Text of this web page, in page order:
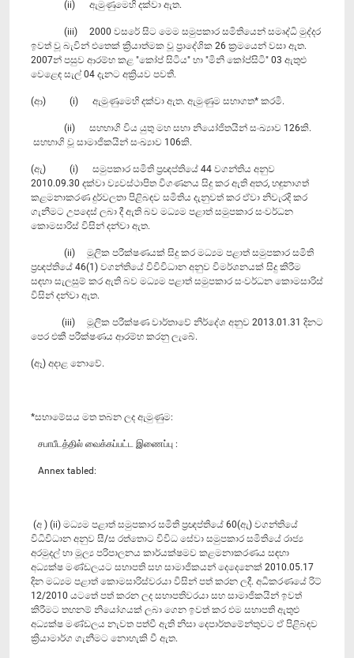
(ii) ඇමුණුමෙහි දක්වා ඇත.
(iii) 2000 වසරේ සිට මෙම සමුපකාර සමිතියෙන් සමෘද්ධි මුද්දර
ඉවත් වූ බැවින් එතෙක් ක්‍රියාත්මක වූ ප්‍රාදේශික 26 ක්‍රමයෙන් වසා ඇත.
2007න් පසුව ආරම්භ කළ "කෝප් සිටිය" හා "මිනි කෝප්සිටි" 03 ඇතුළු
වෙළෙඳ සැල් 04 දැනට අක්‍රියව පවතී.
(ආ) (i) ඇමුණුමෙහි දක්වා ඇත. ඇමුණුම සභාගත* කරමි.
(ii) සහභාගි විය යුතු මහ සභා නියෝජිතයින් සංඛ්‍යාව 126කි.
සහභාගි වූ සාමාජිකයින් සංඛ්‍යාව 106කි.
(ඇ) (i) සමුපකාර සමිති ප්‍රඥප්තියේ 44 වගන්තිය අනුව
2010.09.30 දක්වා ව්‍යවස්ථාපිත විගණනය සිදු කර ඇති අතර, හඳුනාගත්
කළමනාකරණ දුර්වලතා පිළිබඳව සමිතිය දැනුවත් කර ඒවා නිවැරදි කර
ගැනීමට උපදෙස් ලබා දී ඇති බව මධ්‍යම පළාත් සමුපකාර සංවර්ධන
කොමසාරිස් විසින් දන්වා ඇත.
(ii) මූලික පරීක්ෂණයක් සිදු කර මධ්‍යම පළාත් සමුපකාර සමිති
ප්‍රඥප්තියේ 46(1) වගන්තියේ විවිවිධාන අනුව විමර්ශනයක් සිදු කිරීම
සඳහා සැලසුම් කර ඇති බව මධ්‍යම පළාත් සමුපකාර සංවර්ධන කොමසාරිස්
විසින් දන්වා ඇත.
(iii) මූලික පරීක්ෂණ වාර්තාවේ නිර්දේශ අනුව 2013.01.31 දිනට
පෙර එකී පරීක්ෂණය ආරම්භ කරනු ලැබේ.
(ඈ) අදාළ නොවේ.
*සභාමේසය මත තබන ලද ඇමුණුම:
சபாபீடத்தில் வைக்கப்பட்ட இணைப்பு :
Annex tabled:
(අ ) (ii) මධ්‍යම පළාත් සමුපකාර සමිති ප්‍රඥප්තියේ 60(ඇ) වගන්තියේ
විධිවිධාන අනුව සී/ස රත්තොට විවිධ සේවා සමුපකාර සමිතියේ රාජ්‍ය
අරමුදල් හා මූල්‍ය පරිපාලනය කා‍ර්යක්ෂමව කළමනාකරණය සඳහා
අධ්‍යක්ෂ මණ්ඩලයට සභාපති සහ සාමාජිකයන් දෙදෙනෙක් 2010.05.17
දින මධ්‍යම පළාත් කොමසාරිස්වරයා විසින් පත් කරන ලදී. අධිකරණයේ රිට්
12/2010 යටතේ පත් කරන ලද සභාපතිවරයා සහ සාමාජිකයින් ඉවත්
කිරීමට තහනම් නියෝගයක් ලබා ගෙන ඉවත් කර එම සභාපති ඇතුළු
අධ්‍යක්ෂ මණ්ඩලය නැවත පත්වී ඇති නිසා දෙපාර්තමේන්තුවට ඒ පිළිබඳව
ක්‍රියාමාර්ග ගැනීමට නොහැකි වී ඇත.